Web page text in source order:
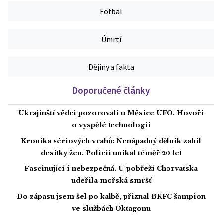
Fotbal
Úmrtí
Dějiny a fakta
Doporučené články
Ukrajinští vědci pozorovali u Měsíce UFO. Hovoří
o vyspělé technologii
Kronika sériových vrahů: Nenápadný dělník zabil
desítky žen. Policii unikal téměř 20 let
Fascinující i nebezpečná. U pobřeží Chorvatska
udeřila mořská smršť
Do zápasu jsem šel po kalbě, přiznal BKFC šampion
ve službách Oktagonu